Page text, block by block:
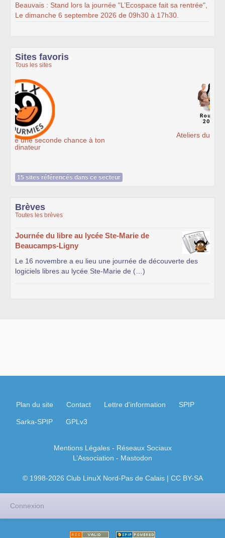
Beauvais : Stand lors la journée "L’Ecospace fait sa rentrée",
Le dimanche 6 septembre 2026 de 09h30 à 17h30.
Sites favoris
Tous les sites
15 sites référencés dans ce secteur
Brèves
Toutes les brèves
Journée du libre au lycée Ste-Marie de
Beaucamps-Ligny
Le 16 novembre a eu lieu une journée de découverte des
logiciels libres au lycée Ste-Marie de (…)
Plan du site Contact Lettre d'information SPIP
Sarka-SPIP GPLv3
Mentions Légales- Réseaux Sociaux
L’Association - Mastodon
© 1998-2026 Club LinuX Nord-Pas de Calais | CC BY-SA
Connexion